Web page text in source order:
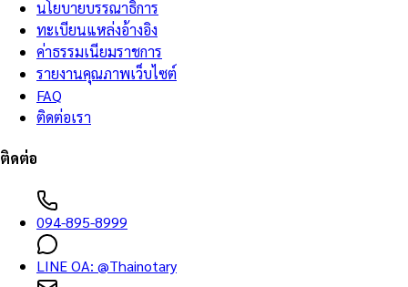
นโยบายบรรณาธิการ
ทะเบียนแหล่งอ้างอิง
ค่าธรรมเนียมราชการ
รายงานคุณภาพเว็บไซต์
FAQ
ติดต่อเรา
ติดต่อ
094-895-8999
LINE OA: @Thainotary